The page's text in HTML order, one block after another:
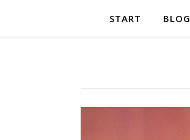
START BLOG